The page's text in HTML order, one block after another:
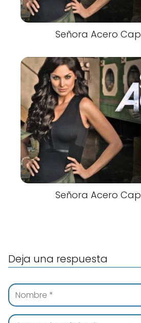
Señora Acero
Señora Acero
Deja una respuesta